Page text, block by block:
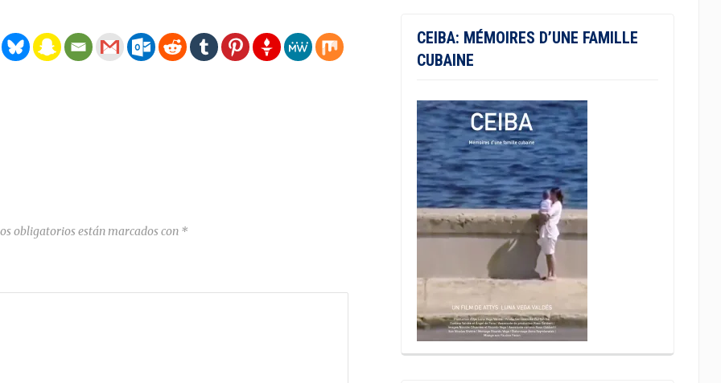
obligatorios están marcados con *
CEIBA: MÉMOIRES D’UNE FAMILLE
CUBAINE